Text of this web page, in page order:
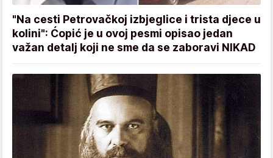
"Na cesti Petrovačkoj izbjeglice i trista djece u
kolini": Ćopić je u ovoj pesmi opisao jedan
važan detalj koji ne sme da se zaboravi NIKAD